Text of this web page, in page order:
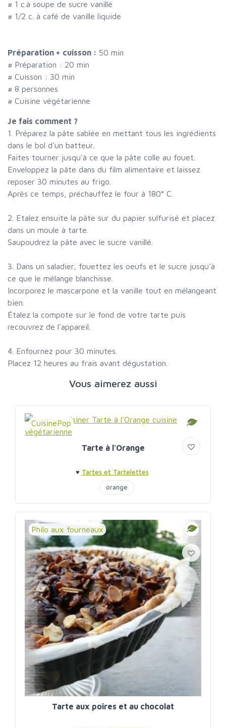
# 1 c.à soupe de sucre vanillé
# 1/2 c. à café de vanille liquide
Préparation + cuisson : 50 min
# Préparation : 20 min
# Cuisson : 30 min
# 8 personnes
# Cuisine végétarienne
Je fais comment ?
1. Préparez la pâte sablée en mettant tous les ingrédients
dans le bol d'un batteur.
Faites tourner jusqu'à ce que la pâte colle au fouet.
Enveloppez la pâte dans du film alimentaire et laissez
reposer 30 minutes au frigo.
Après ce temps, préchauffez le four à 180° C.
2. Etalez ensuite la pâte sur du papier sulfurisé et placez
dans un moule à tarte.
Saupoudrez la pâte avec le sucre vanillé.
3. Dans un saladier, fouettez les oeufs et le sucre jusqu'à
ce que le mélange blanchisse.
Incorporez le mascarpone et la vanille tout en mélangeant
bien.
Étalez la compote sur le fond de votre tarte puis
recouvrez de l'appareil.
4. Enfournez pour 30 minutes.
Placez 12 heures au frais avant dégustation.
Vous aimerez aussi
CuisinePop
Tarte à l'Orange
♥ Tartes et Tartelettes
orange
Philo aux fourneaux
Tarte aux poires et au chocolat